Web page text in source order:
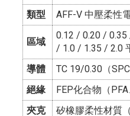
類型
AFF-V 中壓柔性
區域
0.12 / 0.20 /
/ 1.0 / 1.35 / 2.0
導體
TC 19/0.30（SPC
絕緣
FEP化合物（PFA
夾克
矽橡膠柔性材質